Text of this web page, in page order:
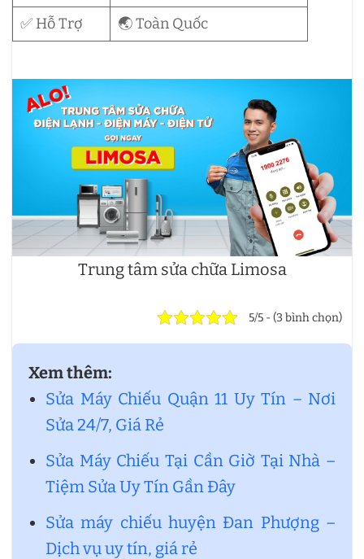
✅ Hỗ Trợ
🌏 Toàn Quốc
Trung tâm sửa chữa Limosa
5/5 - (3 bình chọn)
Xem thêm:
Sửa Máy Chiếu Quận 11 Uy Tín – Nơi
Sửa 24/7, Giá Rẻ
Sửa Máy Chiếu Tại Cần Giờ Tại Nhà –
Tiệm Sửa Uy Tín Gần Đây
Sửa máy chiếu huyện Đan Phượng –
Dịch vụ uy tín, giá rẻ